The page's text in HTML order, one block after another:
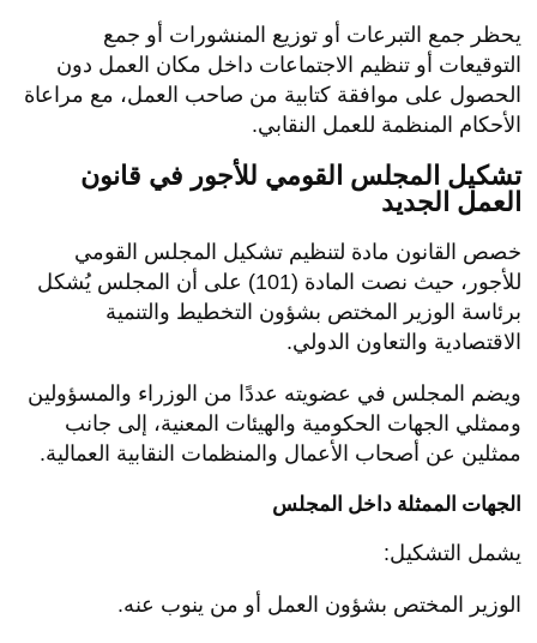
يحظر جمع التبرعات أو توزيع المنشورات أو جمع
التوقيعات أو تنظيم الاجتماعات داخل مكان العمل دون
الحصول على موافقة كتابية من صاحب العمل، مع مراعاة
الأحكام المنظمة للعمل النقابي.
تشكيل المجلس القومي للأجور في قانون
العمل الجديد
خصص القانون مادة لتنظيم تشكيل المجلس القومي
للأجور، حيث نصت المادة (101) على أن المجلس يُشكل
برئاسة الوزير المختص بشؤون التخطيط والتنمية
الاقتصادية والتعاون الدولي.
ويضم المجلس في عضويته عددًا من الوزراء والمسؤولين
وممثلي الجهات الحكومية والهيئات المعنية، إلى جانب
ممثلين عن أصحاب الأعمال والمنظمات النقابية العمالية.
الجهات الممثلة داخل المجلس
يشمل التشكيل:
الوزير المختص بشؤون العمل أو من ينوب عنه.